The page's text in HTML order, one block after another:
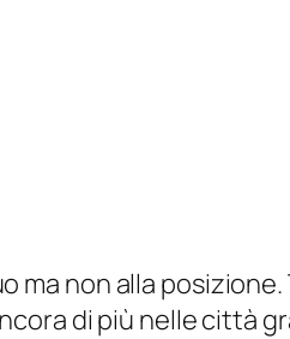
non alla
di più nelle città